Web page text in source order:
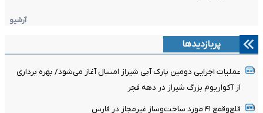
آرشیو
پربازدیدها
عملیات اجرایی دومین پارک آبی شیراز امسال آغاز می‌شود/ بهره برداری
از آکواریوم بزرگ شیراز در دهه فجر
قلع‌وقمع ۴۱ مورد ساخت‌وساز غیرمجاز در فارس